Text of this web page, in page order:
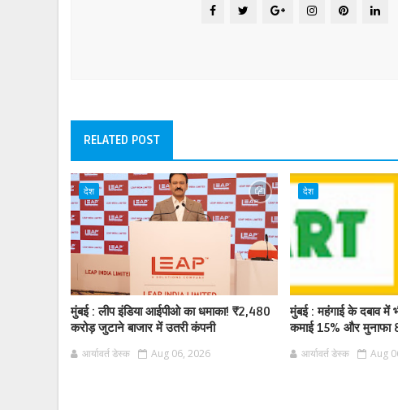
RELATED POST
देश
मुंबई : लीप इंडिया आईपीओ का धमाका! ₹2,480
करोड़ जुटाने बाजार में उतरी कंपनी
आर्यावर्त डेस्क Aug 06, 2026
देश
मुंबई : महंगाई के दबाव में
कमाई 15% और मुनाफा
आर्यावर्त डेस्क Aug